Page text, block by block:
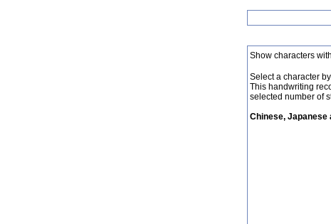
Show characters with
Select a character
This handwriting
selected number of
Chinese, Japanese